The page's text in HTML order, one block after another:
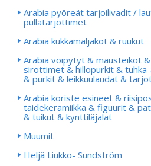
Arabia pyöreät tarjoilivadit /
pullatarjottimet
Arabia kukkamaljakot & ruukut
Arabia voipytyt & mausteikot
sirottimet & hillopurkit &
& purkit & leikkuulaudat &
Arabia koriste esineet &
taidekeramiikka & figuurit &
& tuikut & kynttiläjalat
Muumit
Heljä Liukko- Sundström